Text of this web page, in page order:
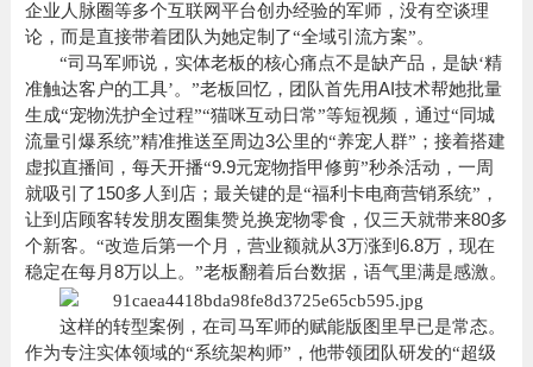
企业人脉圈等多个互联网平台创办经验的军师，没有空谈理
论，而是直接带着团队为她定制了“全域引流方案”。
“司马军师说，实体老板的核心痛点不是缺产品，是缺‘精
准触达客户的工具’。”老板 回忆，团队首先用AI技术帮她批量
生成“宠物洗护全过程”“猫咪互动日常”等短视频，通过“同城
流量引爆系统”精准推送至周边3公里的“养宠人群”；接着搭建
虚拟直播间，每天开播“9.9元宠物指甲修剪”秒杀活动，一周
就吸引了150多人到店；最关键的是“福利卡电商营销系统”，
让到店顾客转发朋友圈集赞兑换宠物零食，仅三天就带来80多
个新客。“改造后第一个月，营业额就从3万涨到 6.8万，现在
稳定在每月 8万以上。”老板翻着后台数据，语气里满是感激。
这样的转型案例，在司马军师的赋能版图里早已是常态。
作为专注实体领域的“系统架构师”，他带领团队研发的“超级